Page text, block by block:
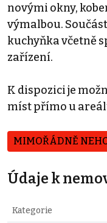
novými okny,
výmalbou.
kuchyňka včetně
zařízení.
K dispozici je
míst přímo u
MIMOŘÁDNĚ
Údaje k
Kategorie